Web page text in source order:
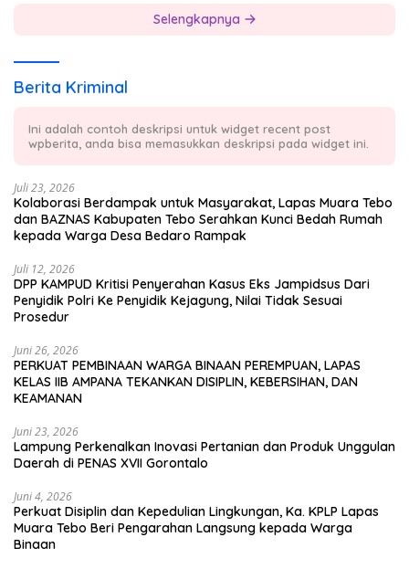
Selengkapnya
Berita Kriminal
Ini adalah contoh deskripsi untuk widget recent post
wpberita, anda bisa memasukkan deskripsi pada widget ini.
Juli 23, 2026
Kolaborasi Berdampak untuk Masyarakat, Lapas Muara Tebo
dan BAZNAS Kabupaten Tebo Serahkan Kunci Bedah Rumah
kepada Warga Desa Bedaro Rampak
Juli 12, 2026
DPP KAMPUD Kritisi Penyerahan Kasus Eks Jampidsus Dari
Penyidik Polri Ke Penyidik Kejagung, Nilai Tidak Sesuai
Prosedur
Juni 26, 2026
PERKUAT PEMBINAAN WARGA BINAAN PEREMPUAN, LAPAS
KELAS IIB AMPANA TEKANKAN DISIPLIN, KEBERSIHAN, DAN
KEAMANAN
Juni 23, 2026
Lampung Perkenalkan Inovasi Pertanian dan Produk Unggulan
Daerah di PENAS XVII Gorontalo
Juni 4, 2026
Perkuat Disiplin dan Kepedulian Lingkungan, Ka. KPLP Lapas
Muara Tebo Beri Pengarahan Langsung kepada Warga
Binaan